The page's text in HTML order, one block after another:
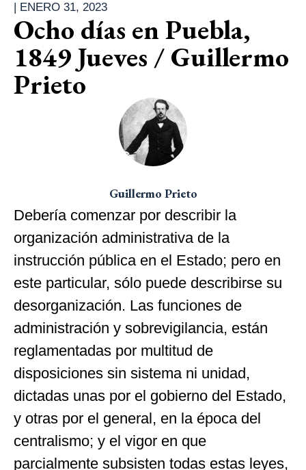
ENERO 31, 2023
Ocho días en Puebla,
1849 Jueves / Guillermo
Prieto
Guillermo Prieto
Debería comenzar por describir la
organización administrativa de la
instrucción pública en el Estado; pero en
este particular, sólo puede describirse su
desorganización. Las funciones de
administración y sobrevigilancia, están
reglamentadas por multitud de
disposiciones sin sistema ni unidad,
dictadas unas por el gobierno del Estado,
y otras por el general, en la época del
centralismo; y el vigor en que
parcialmente subsisten todas estas leyes,